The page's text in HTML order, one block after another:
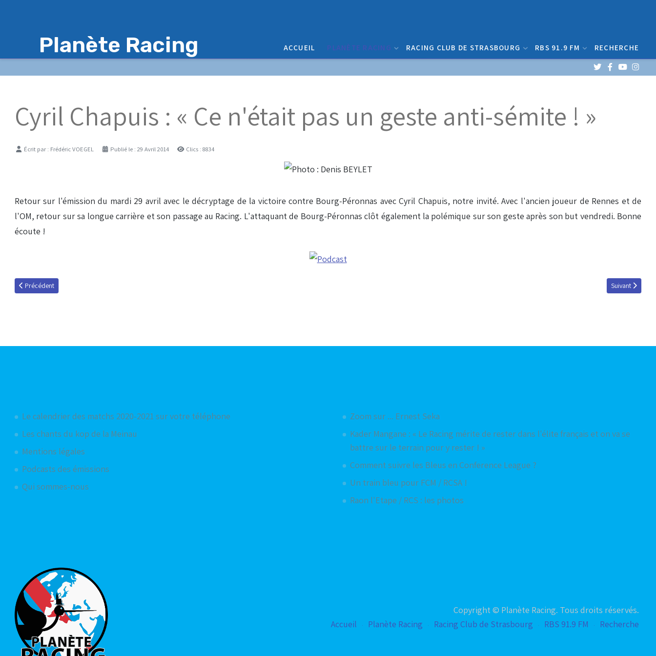
Planète Racing ACCUEIL PLANÈTE RACING RACING CLUB DE STRASBOURG RBS 91.9 FM RECHERCHE
Cyril Chapuis : « Ce n'était pas un geste anti-sémite ! »
DétailsÉcrit par : Frédéric VOEGEL Publié le : 29 Avril 2014 Clics : 8834
Retour sur l'émission du mardi 29 avril avec le décryptage de la victoire contre Bourg-Péronnas avec Cyril Chapuis, notre invité. Avec l'ancien joueur de Rennes et de
l'OM, retour sur sa longue carrière et son passage au Racing. L'attaquant de Bourg-Péronnas clôt également la polémique sur son geste après son but vendredi. Bonne
écoute !
Article précédent : Pacho Donzelot, invité du 5 mai 2014
Précédent Article suivant :
Suivant
Le calendrier des matchs 2020-2021 sur votre téléphone
Les chants du kop de la Meinau
Mentions légales
Podcasts des émissions
Qui sommes-nous
Zoom sur ... Ernest Seka
Kader Mangane : « Le Racing mérite de rester dans l'élite français et on va se
battre sur le terrain pour y rester ! »
Comment suivre les Bleus en Conference League ?
Un train bleu pour FCM / RCSA !
Raon l'Etape / RCS : les photos
Copyright © Planète Racing. Tous droits réservés.
Accueil
Planète Racing Racing Club de Strasbourg RBS 91.9 FM Recherche